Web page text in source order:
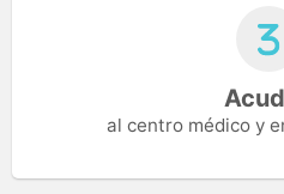
al centro médico y